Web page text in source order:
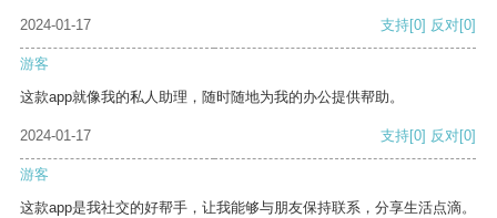
2024-01-17 支持[0] 反对[0]
游客
这款app就像我的私人助理，随时随地为我的办公提供帮助。
2024-01-17 支持[0] 反对[0]
游客
这款app是我社交的好帮手，让我能够与朋友保持联系，分享生活点滴。